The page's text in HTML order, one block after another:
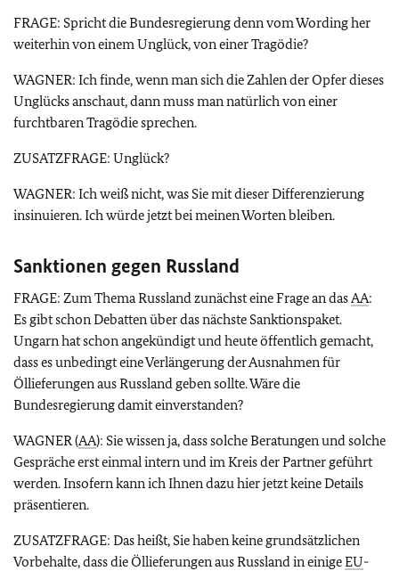
FRAGE: Spricht die Bundesregierung denn vom Wording her
weiterhin von einem Unglück, von einer Tragödie?
WAGNER: Ich finde, wenn man sich die Zahlen der Opfer dieses
Unglücks anschaut, dann muss man natürlich von einer
furchtbaren Tragödie sprechen.
ZUSATZFRAGE: Unglück?
WAGNER: Ich weiß nicht, was Sie mit dieser Differenzierung
insinuieren. Ich würde jetzt bei meinen Worten bleiben.
Sanktionen gegen Russland
FRAGE: Zum Thema Russland zunächst eine Frage an dasAA:
Es gibt schon Debatten über das nächste Sanktionspaket.
Ungarn hat schon angekündigt und heute öffentlich gemacht,
dass es unbedingt eine Verlängerung der Ausnahmen für
Öllieferungen aus Russland geben sollte. Wäre die
Bundesregierung damit einverstanden?
WAGNER (AA): Sie wissen ja, dass solche Beratungen und solche
Gespräche erst einmal intern und im Kreis der Partner geführt
werden. Insofern kann ich Ihnen dazu hier jetzt keine Details
präsentieren.
ZUSATZFRAGE: Das heißt, Sie haben keine grundsätzlichen
Vorbehalte, dass die Öllieferungen aus Russland in einigeEU-